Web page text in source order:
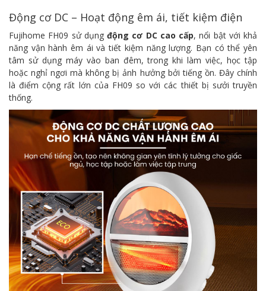
Động cơ DC – Hoạt động êm ái, tiết kiệm điện
Fujihome FH09 sử dụng động cơ DC cao cấp, nổi bật với khả
năng vận hành êm ái và tiết kiệm năng lượng. Bạn có thể yên
tâm sử dụng máy vào ban đêm, trong khi làm việc, học tập
hoặc nghỉ ngơi mà không bị ảnh hưởng bởi tiếng ồn. Đây chính
là điểm cộng rất lớn của FH09 so với các thiết bị sưởi truyền
thống.